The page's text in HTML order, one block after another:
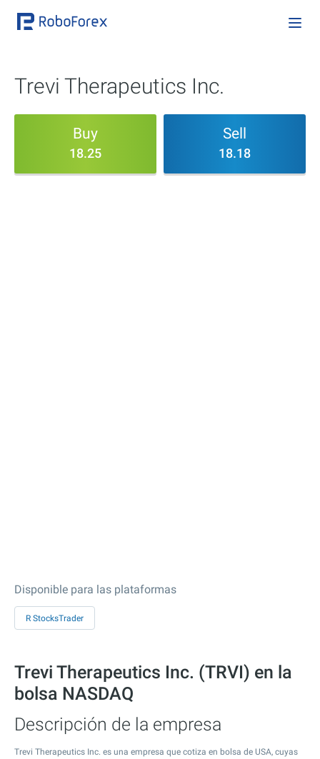
Trevi Therapeutics Inc.
Buy
18.25
Sell
18.18
Disponible para las plataformas
R StocksTrader
Trevi Therapeutics Inc. (TRVI) en la
bolsa NASDAQ
Descripción de la empresa
Trevi Therapeutics Inc. es una empresa que cotiza en bolsa de USA, cuyas